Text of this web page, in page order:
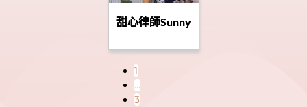
甜心律師Sunny
1
...
3